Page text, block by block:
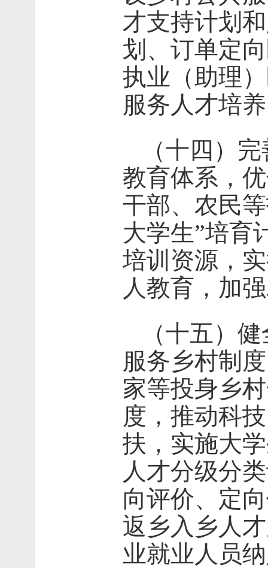
才支持计划
划、订单定
执业（助理
服务人才培
（十四）
教育体系，
干部、农民
大学生”培育
培训资源，
人教育，加
（十五）
服务乡村制
家等投身乡
度，推动科
扶，实施大
人才分级分
向评价、定
返乡入乡人
业就业人员